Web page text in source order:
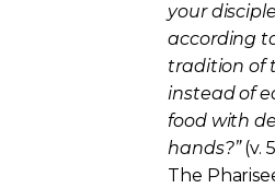
your
according
tradition of
instead of
food with
hands?”(v.
The